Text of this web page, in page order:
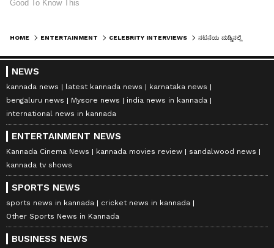
HOME ENTERTAINMENT CELEBRITY INTERVIEWS
NEWS
kannada news latest kannada news
karnataka news
bengaluru news
Mysore news
india news in kannada
international news in kannada
ENTERTAINMENT NEWS
Kannada Cinema News kannada movies review
sandalwood news
kannada tv shows
SPORTS NEWS
sports news in kannada
cricket news in kannada
Other Sports News in Kannada
BUSINESS NEWS